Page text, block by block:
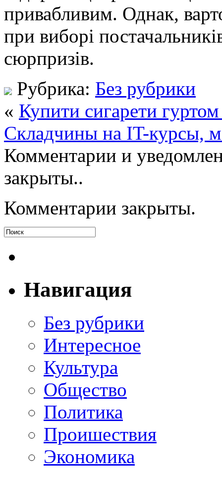
привабливим. Однак,
при виборі
сюрпризів.
Рубрика: Без рубрики
« Купити сигарети гуртом
Складчины на IT-курсы,
Комментарии и
закрыты..
Комментарии закрыты.
Навигация
Без рубрики
Интересное
Культура
Общество
Политика
Проишествия
Экономика